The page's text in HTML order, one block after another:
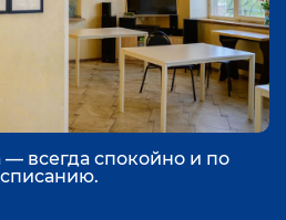
всегда спокойно и по